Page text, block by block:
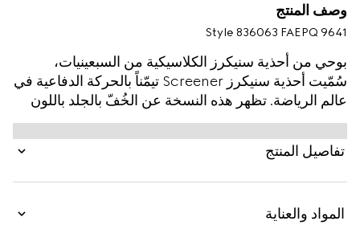
وصف المنتج
Style ‎836063 FAEPQ 9641
بوحي من أحذية سنيكرز الكلاسيكية من السبعينيات،
سُمّيت أحذية سنيكرز Screener تيمّناً بالحركة الدفاعية في
عالم الرياضة. تظهر هذه النسخة عن الخُفّ بالجلد باللون
البيج. يكتمل التصميم بتقليم شريط ويب باللونين الأخضر
والأحمر على الجانب وشعار Gucci فينتاج.
تفاصيل المنتج
المواد والعناية